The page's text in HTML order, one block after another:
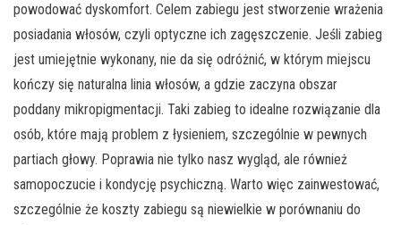
powodować dyskomfort. Celem zabiegu jest stworzenie wrażenia
posiadania włosów, czyli optyczne ich zagęszczenie. Jeśli zabieg
jest umiejętnie wykonany, nie da się odróżnić, w którym miejscu
kończy się naturalna linia włosów, a gdzie zaczyna obszar
poddany mikropigmentacji. Taki zabieg to idealne rozwiązanie dla
osób, które mają problem z łysieniem, szczególnie w pewnych
partiach głowy. Poprawia nie tylko nasz wygląd, ale również
samopoczucie i kondycję psychiczną. Warto więc zainwestować,
szczególnie że koszty zabiegu są niewielkie w porównaniu do